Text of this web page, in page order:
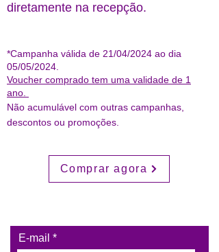
diretamente na recepção.
*Campanha válida de 21/04/2024 ao dia
05/05/2024.
Voucher comprado tem uma validade de 1
ano.
Não acumulável com outras campanhas,
descontos ou promoções.
Comprar agora
E-mail